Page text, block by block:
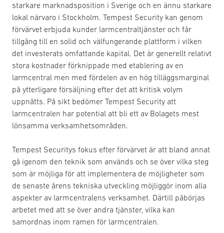
starkare marknadsposition i Sverige och en ännu starkare
lokal närvaro i Stockholm. Tempest Security kan genom
förvärvet erbjuda kunder larmcentraltjänster och får
tillgång till en solid och välfungerande plattform i vilken
det investerats omfattande kapital. Det är generellt relativt
stora kostnader förknippade med etablering av en
larmcentral men med fördelen av en hög tilläggsmarginal
på ytterligare försäljning efter det att kritisk volym
uppnåtts. På sikt bedömer Tempest Security att
larmcentralen har potential att bli ett av Bolagets mest
lönsamma verksamhetsområden.
Tempest Securitys fokus efter förvärvet är att bland annat
gå igenom den teknik som används och se över vilka steg
som är möjliga för att implementera de möjligheter som
de senaste årens tekniska utveckling möjliggör inom alla
aspekter av larmcentralens verksamhet. Därtill påbörjas
arbetet med att se över andra tjänster, vilka kan
samordnas inom ramen för larmcentralen.